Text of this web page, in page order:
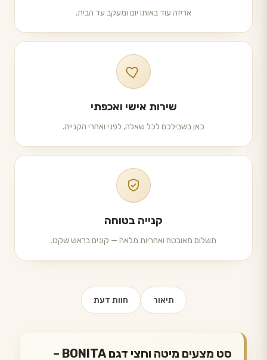
אריזה עוד באותו יום ומעקב עד הבית.
שירות אישי ואכפתי
כאן בשבילכם לכל שאלה, לפני ואחרי הקנייה.
קנייה בטוחה
תשלום מאובטח ואחריות מלאה — קונים בראש שקט.
תיאור חוות דעת
סט מצעים מיטה וחצי דגם BONITA –